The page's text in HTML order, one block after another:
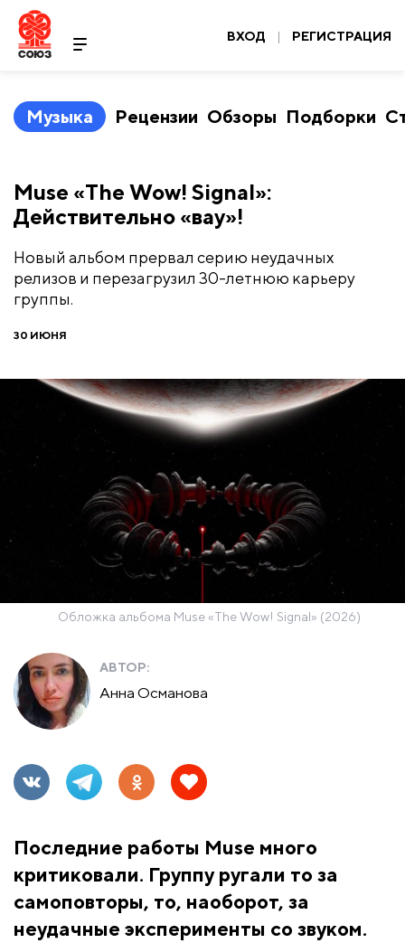
ВХОД | РЕГИСТРАЦИЯ
Музыка Рецензии Обзоры Подборки
​Muse «The Wow! Signal»:
Действительно «вау»!
Новый альбом прервал серию неудачных
релизов и перезагрузил 30-летнюю карьеру
группы.
30 ИЮНЯ
Обложка альбома Muse «The Wow! Signal» (2026)
АВТОР:
Анна Османова
Последние работы Muse много
критиковали. Группу ругали то за
самоповторы, то, наоборот, за
неудачные эксперименты со звуком.